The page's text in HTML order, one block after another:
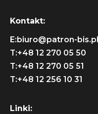
Kontakt:
E: biuro@patron-bis.pl
T:+48 12 270 05 50
T:+48 12 270 05 51
T:+48 12 256 10 31
Linki: